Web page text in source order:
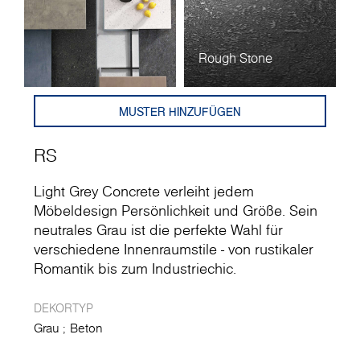
Rough Stone
RS
MUSTER HINZUFÜGEN
Light Grey Concrete verleiht jedem
Möbeldesign Persönlichkeit und Größe. Sein
neutrales Grau ist die perfekte Wahl für
verschiedene Innenraumstile - von rustikaler
Romantik bis zum Industriechic.
DEKORTYP
Grau Beton